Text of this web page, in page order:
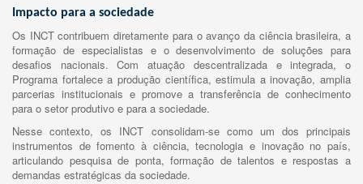
Impacto para a sociedade
Os INCT contribuem diretamente para o avanço da ciência brasileira, a
formação de especialistas e o desenvolvimento de soluções para
desafios nacionais. Com atuação descentralizada e integrada, o
Programa fortalece a produção científica, estimula a inovação, amplia
parcerias institucionais e promove a transferência de conhecimento
para o setor produtivo e para a sociedade.
Nesse contexto, os INCT consolidam-se como um dos principais
instrumentos de fomento à ciência, tecnologia e inovação no país,
articulando pesquisa de ponta, formação de talentos e respostas a
demandas estratégicas da sociedade.